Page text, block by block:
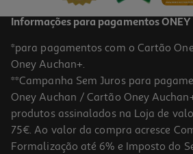
Informações para pagamentos ONEY
*para pagamentos com o Cartão
Oney Auchan+.
**Campanha Sem Juros para
Oney Auchan / Cartão Oney
produtos assinalados na Loja de
75€. Ao valor da compra acresce
Formalização até 6% e Imposto do